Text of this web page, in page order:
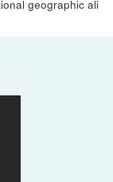
geographic ali